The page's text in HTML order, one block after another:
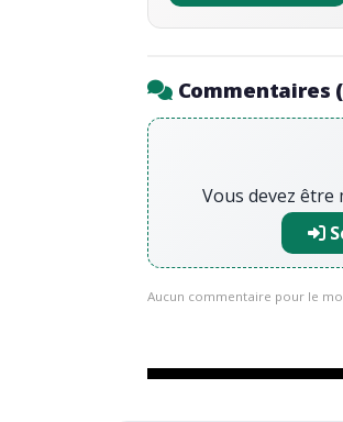
Commentaires (
Vous devez
Aucun commentaire pour le